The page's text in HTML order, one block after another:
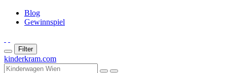
Blog
Gewinnspiel
Filter
kinderkram.com